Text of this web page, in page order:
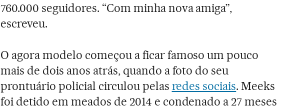
760.000 seguidores. “Com minha nova amiga”,
escreveu.
O agora modelo começou a ficar famoso um pouco
mais de dois anos atrás, quando a foto do seu
prontuário policial circulou pelas redes sociais. Meeks
foi detido em meados de 2014 e condenado a 27 meses